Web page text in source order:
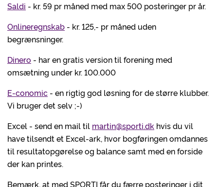
Saldi - kr. 59 pr måned med max 500 posteringer pr år.
Onlineregnskab - kr. 125,- pr måned uden
begrænsninger.
Dinero - har en gratis version til forening med
omsætning under kr. 100.000
E-conomic - en rigtig god løsning for de større klubber.
Vi bruger det selv ;-)
Excel - send en mail til martin@sporti.dk hvis du vil
have tilsendt et Excel-ark, hvor bogføringen omdannes
til resultatopgørelse og balance samt med en forside
der kan printes.
Bemærk, at med SPORTI får du færre posteringer i dit